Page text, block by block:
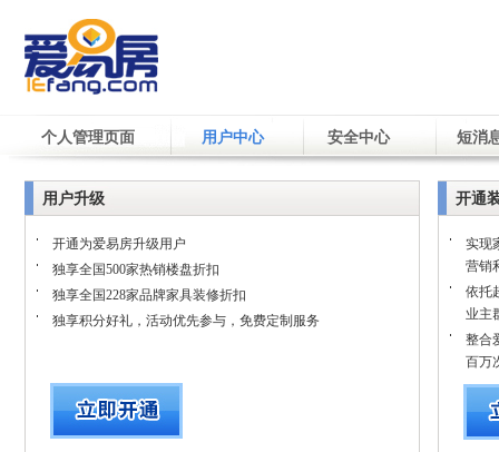
个人管理页面 用户中心 安全中心 短消
用户升级
开通为爱易房升级用户
独享全国500家热销楼盘折扣
独享全国228家品牌家具装修折扣
独享积分好礼，活动优先参与，免费定制服务
开通
实现
营销
依托
业主
整合
百万